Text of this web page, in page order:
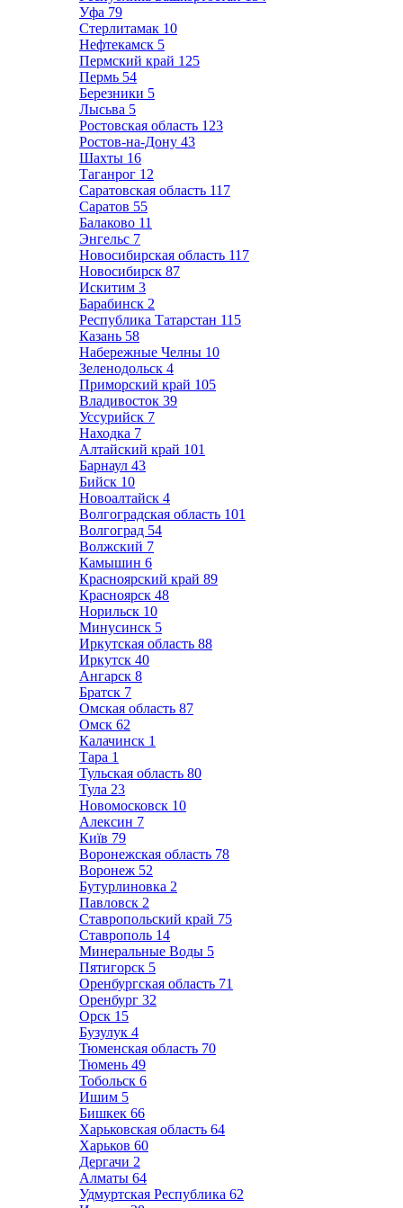
Уфа 79
Стерлитамак 10
Нефтекамск 5
Пермский край 125
Пермь 54
Березники 5
Лысьва 5
Ростовская область 123
Ростов-на-Дону 43
Шахты 16
Таганрог 12
Саратовская область 117
Саратов 55
Балаково 11
Энгельс 7
Новосибирская область 117
Новосибирск 87
Искитим 3
Барабинск 2
Республика Татарстан 115
Казань 58
Набережные Челны 10
Зеленодольск 4
Приморский край 105
Владивосток 39
Уссурийск 7
Находка 7
Алтайский край 101
Барнаул 43
Бийск 10
Новоалтайск 4
Волгоградская область 101
Волгоград 54
Волжский 7
Камышин 6
Красноярский край 89
Красноярск 48
Норильск 10
Минусинск 5
Иркутская область 88
Иркутск 40
Ангарск 8
Братск 7
Омская область 87
Омск 62
Калачинск 1
Тара 1
Тульская область 80
Тула 23
Новомосковск 10
Алексин 7
Київ 79
Воронежская область 78
Воронеж 52
Бутурлиновка 2
Павловск 2
Ставропольский край 75
Ставрополь 14
Минеральные Воды 5
Пятигорск 5
Оренбургская область 71
Оренбург 32
Орск 15
Бузулук 4
Тюменская область 70
Тюмень 49
Тобольск 6
Ишим 5
Бишкек 66
Харьковская область 64
Харьков 60
Дергачи 2
Алматы 64
Удмуртская Республика 62